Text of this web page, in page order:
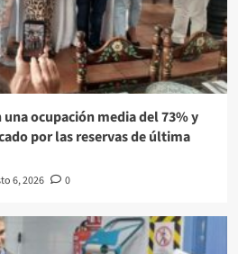
ocupación media del 73% y
por las reservas de última
6, 2026 0